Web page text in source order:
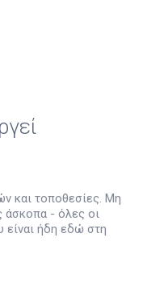
και τοποθεσίες. Μη
άσκοπα - όλες οι
είναι ήδη εδώ στη